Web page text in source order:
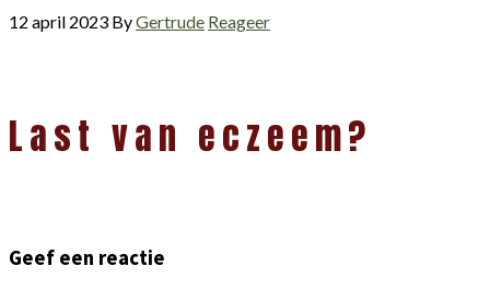
12 april 2023 ByGertrude Reageer
Interacties
Last van eczeem?
Geef een reactie